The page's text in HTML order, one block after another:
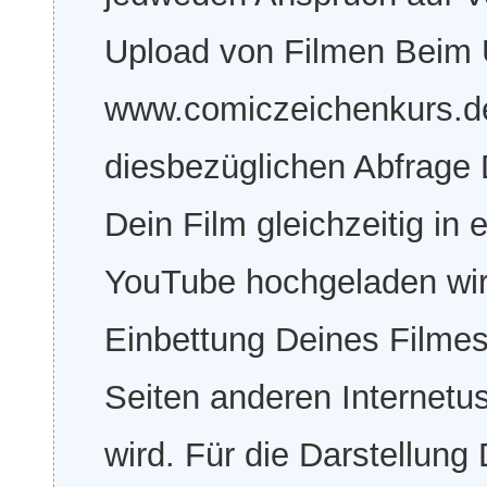
Upload von Filmen
diesbezüglichen
Dein Film gleichzeitig in
YouTube hochgeladen
Einbettung Deines
Seiten anderen
wird. Für die Darstellung